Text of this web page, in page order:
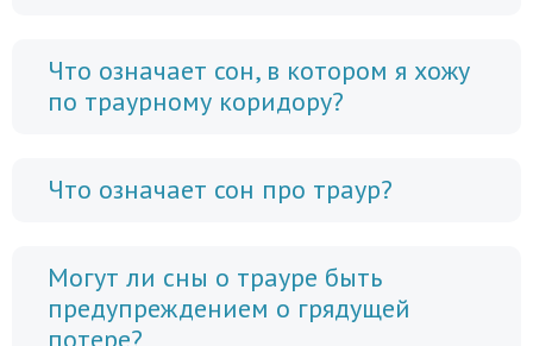
Что означает сон, в котором я хожу
по траурному коридору?
Что означает сон про траур?
Могут ли сны о трауре быть
предупреждением о грядущей
потере?